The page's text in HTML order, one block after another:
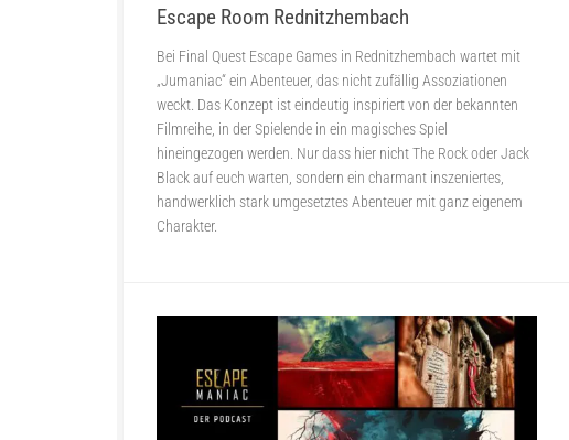
Escape Room Rednitzhembach
Bei Final Quest Escape Games in Rednitzhembach wartet mit
„Jumaniac“ ein Abenteuer, das nicht zufällig Assoziationen
weckt. Das Konzept ist eindeutig inspiriert von der bekannten
Filmreihe, in der Spielende in ein magisches Spiel
hineingezogen werden. Nur dass hier nicht The Rock oder Jack
Black auf euch warten, sondern ein charmant inszeniertes,
handwerklich stark umgesetztes Abenteuer mit ganz eigenem
Charakter.